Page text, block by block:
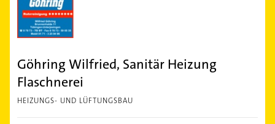
Göhring Wilfried, Sanitär Heizung
Flaschnerei
HEIZUNGS- UND LÜFTUNGSBAU